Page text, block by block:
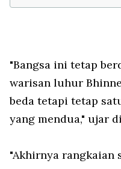
"Bangsa ini tetap
warisan luhur
beda tetapi tetap
yang mendua," ujar
"Akhirnya rangkaian